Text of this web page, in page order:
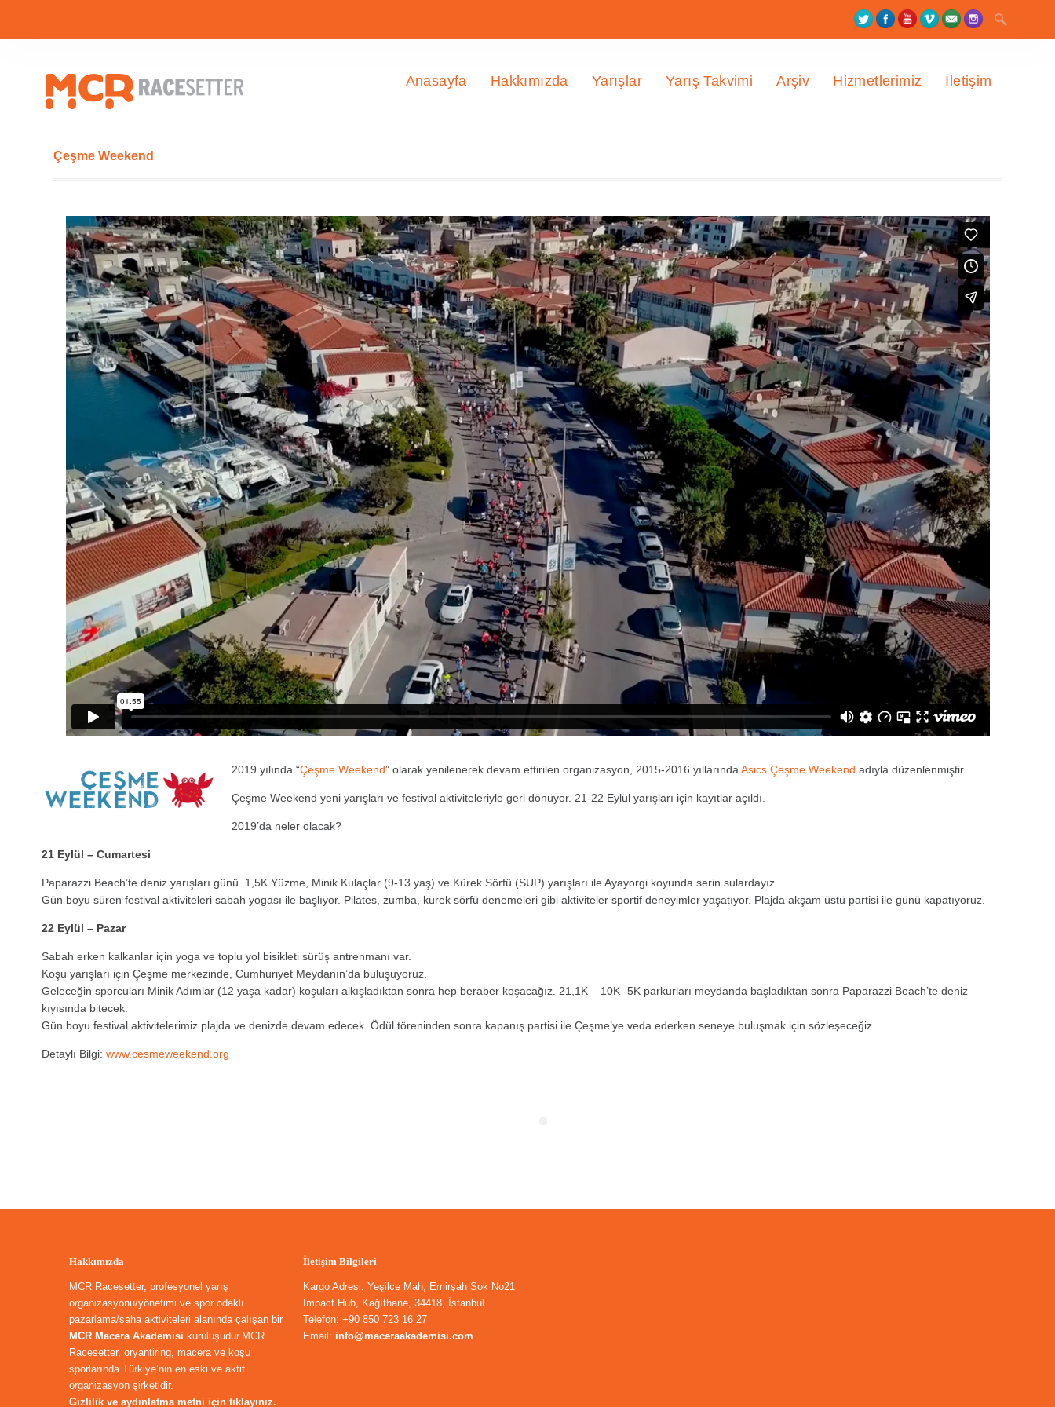
Anasayfa Hakkımızda Yarışlar Yarış Takvimi Arşiv Hizmetlerimiz İletişim
Çeşme Weekend
2019 yılında “Çeşme Weekend” olarak yenilenerek devam ettirilen organizasyon, 2015-2016 yıllarındaAsics Çeşme Weekend adıyla düzenlenmiştir.
Çeşme Weekend yeni yarışları ve festival aktiviteleriyle geri dönüyor. 21-22 Eylül yarışları için kayıtlar açıldı.
2019’da neler olacak?
21 Eylül – Cumartesi
Paparazzi Beach’te deniz yarışları günü. 1,5K Yüzme, Minik Kulaçlar (9-13 yaş) ve Kürek Sörfü (SUP) yarışları ile Ayayorgi koyunda serin sulardayız.
Gün boyu süren festival aktiviteleri sabah yogası ile başlıyor. Pilates, zumba, kürek sörfü denemeleri gibi aktiviteler sportif deneyimler yaşatıyor. Plajda akşam üstü partisi ile günü kapatıyoruz.
22 Eylül – Pazar
Sabah erken kalkanlar için yoga ve toplu yol bisikleti sürüş antrenmanı var.
Koşu yarışları için Çeşme merkezinde, Cumhuriyet Meydanın’da buluşuyoruz.
Geleceğin sporcuları Minik Adımlar (12 yaşa kadar) koşuları alkışladıktan sonra hep beraber koşacağız. 21,1K – 10K -5K parkurları meydanda başladıktan sonra Paparazzi Beach’te deniz
kıyısında bitecek.
Gün boyu festival aktivitelerimiz plajda ve denizde devam edecek. Ödül töreninden sonra kapanış partisi ile Çeşme’ye veda ederken seneye buluşmak için sözleşeceğiz.
Detaylı Bilgi: www.cesmeweekend.org
Hakkımızda
MCR Racesetter, profesyonel yarış
organizasyonu/yönetimi ve spor odaklı
pazarlama/saha aktiviteleri alanında çalışan bir
MCR Macera Akademisi kuruluşudur.MCR
Racesetter, oryantiring, macera ve koşu
sporlarında Türkiye’nin en eski ve aktif
organizasyon şirketidir.
Gizlilik ve aydınlatma metni için tıklayınız.
İletişim Bilgileri
Kargo Adresi: Yeşilce Mah, Emirşah Sok No21
Impact Hub, Kağıthane, 34418, İstanbul
Telefon: +90 850 723 16 27
Email: info@maceraakademisi.com